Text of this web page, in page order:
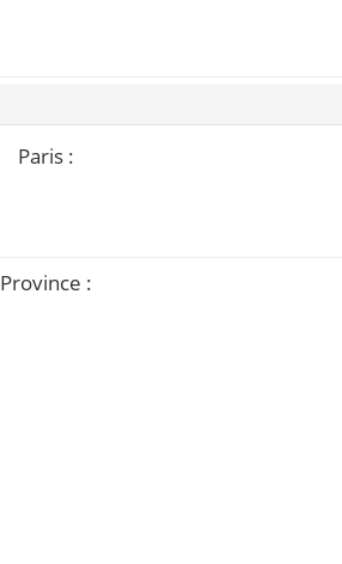
Paris :
Province :